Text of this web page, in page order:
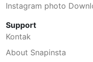
Instagram photo
Support
Kontak
About Snapinsta